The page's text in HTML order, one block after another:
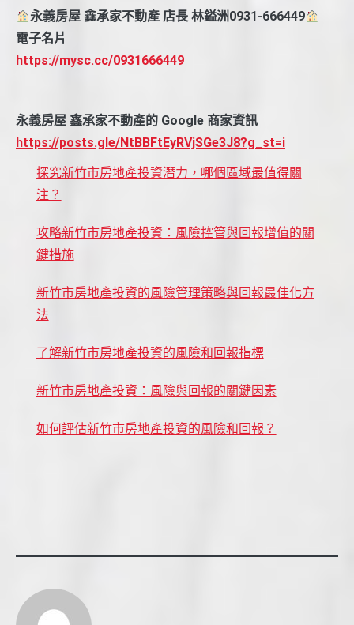
永義房屋 鑫承家不動產 店長 林鎰洲0931-666449
電子名片
https://mysc.cc/0931666449
永義房屋 鑫承家不動產的 Google 商家資訊
https://posts.gle/NtBBFtEyRVjSGe3J8?g_st=i
探究新竹市房地產投資潛力，哪個區域最值得關
注？
攻略新竹市房地產投資：風險控管與回報增值的關
鍵措施
新竹市房地產投資的風險管理策略與回報最佳化方
法
了解新竹市房地產投資的風險和回報指標
新竹市房地產投資：風險與回報的關鍵因素
如何評估新竹市房地產投資的風險和回報？